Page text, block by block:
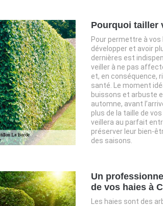
Pourquoi tailler
Pour permettre à vos
développer et avoir
dernières est
veiller à ne pas
et, en conséquence,
santé. Le moment
buissons et arbuste
automne, avant
plus de la taille de
veillera au parfait
préserver leur bien-
des saisons.
Un
de vos haies à
Les haies sont des